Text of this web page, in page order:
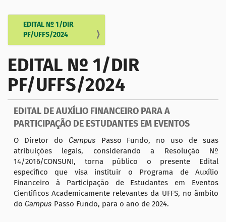
e
g
a
ç
ã
o
EDITAL Nº 1/DIR
PF/UFFS/2024
EDITAL Nº 1/DIR
PF/UFFS/2024
EDITAL DE AUXÍLIO FINANCEIRO PARA A
PARTICIPAÇÃO DE ESTUDANTES EM EVENTOS
O Diretor do Campus Passo Fundo, no uso de suas
atribuições legais, considerando a Resolução Nº
14/2016/CONSUNI, torna público o presente Edital
específico que visa instituir o Programa de Auxílio
Financeiro à Participação de Estudantes em Eventos
Científicos Academicamente relevantes da UFFS, no âmbito
do Campus Passo Fundo, para o ano de 2024.